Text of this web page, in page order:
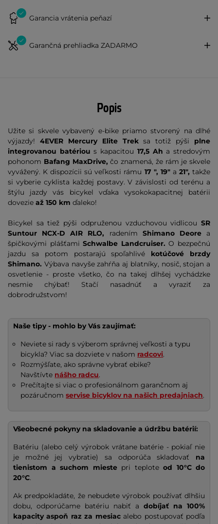
Garancia vrátenia peňazí
Garančná prehliadka ZADARMO
Popis
Užite si skvele vybavený e-bike priamo stvorený na dlhé
výjazdy! 4EVER Mercury Elite Treksa totiž pýši plne
integrovanou batériou s kapacitou 17,5 Ah a stredovým
pohonom Bafang MaxDrive, čo znamená, že rám je skvele
vyvážený. K dispozícii sú veľkosti rámu 17 ", 19"a 21", takže
si vyberie cyklista každej postavy. V závislosti od terénu a
štýlu jazdy vás bicykel vďaka vysokokapacitnej batérii
dovezie až 150 km ďaleko!
Bicykel sa tiež pýši odpruženou vzduchovou vidlicou SR
Suntour NCX-D AIR RLO, radením Shimano Deorea
špičkovými plášťamiSchwalbe Landcruiser. O bezpečnú
jazdu sa potom postarajú spoľahlivé kotúčové brzdy
Shimano. Výbava navyše zahŕňa aj blatníky, nosič, stojan a
osvetlenie - proste všetko, čo na takej dlhšej vychádzke
nesmie chýbať! Stačí nasadnúť a vyraziť za
dobrodružstvom!
Naše tipy - mohlo by Vás zaujímať:
Neviete si rady s výberom správnej veľkosti a typu
bicykla? Viac sa dozviete v našom radcovi.
Rozmýšľate, ako správne vybrať ebike?
Navštívte nášho radcu.
Prečítajte si viac o profesionálnom garančnom aj
pozáručnomservise bicyklov na našich predajniach.
Všeobecné pokyny na skladovanie a údržbu batérií:
Batériu (alebo celý výrobok vrátane batérie - pokiaľ nie
je možné jej vybratie) sa odporúča skladovať na
tienistom a suchom miestepri teplote od 10°C do
20°C.
Ak predpokladáte, že nebudete výrobok používať dlhšiu
dobu, odporúčame batériu nabiť a dobíjať na 100%
kapacity aspoň raz za mesiacalebo postupovať podľa